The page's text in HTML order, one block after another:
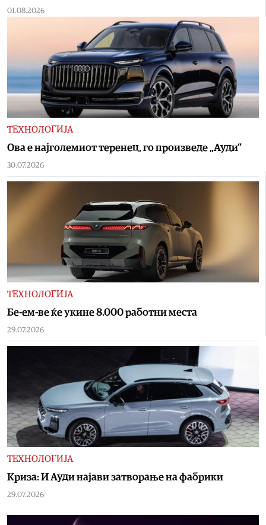
01.08.2026
ТЕХНОЛОГИЈА
Oва е најголемиот теренец, го произведе „Ауди“
30.07.2026
ТЕХНОЛОГИЈА
Бе-ем-ве ќе укине 8.000 работни места
29.07.2026
ТЕХНОЛОГИЈА
Криза: И Ауди најави затворање на фабрики
29.07.2026